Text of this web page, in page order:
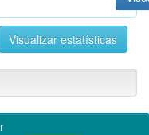
Visualizar estatísticas